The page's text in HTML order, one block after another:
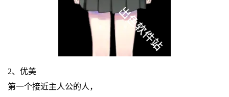
2、优美
第一个接近主人公的人，